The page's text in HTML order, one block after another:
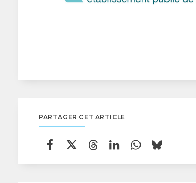
PARTAGER CET ARTICLE